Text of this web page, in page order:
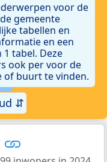
voor de
gemeente
tabellen en
en een
tabel. Deze
ook per voor de
of buurt te vinden.
⇵